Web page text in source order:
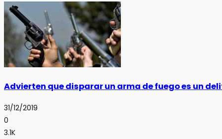
Advierten que disparar un arma de fuego es un
31/12/2019
0
3.1K